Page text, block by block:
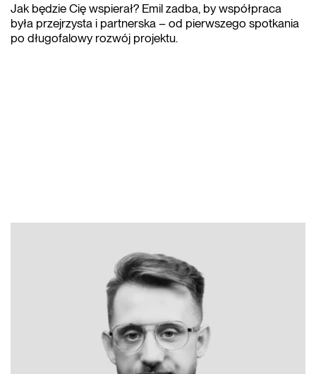
Jak będzie Cię wspierał? Emil zadba, by współpraca
była przejrzysta i partnerska – od pierwszego spotkania
po długofalowy rozwój projektu.